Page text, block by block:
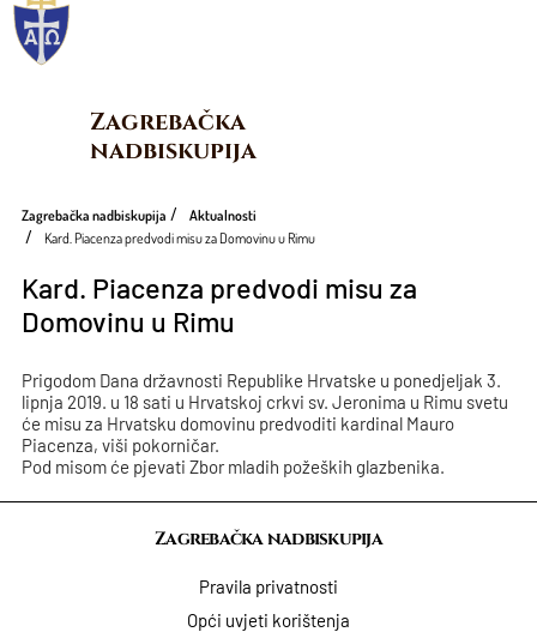
Zagrebačka
nadbiskupija
Zagrebačka nadbiskupija
Aktualnosti
Kard. Piacenza predvodi misu za Domovinu u Rimu
Kard. Piacenza predvodi misu za
Domovinu u Rimu
Prigodom Dana državnosti Republike Hrvatske u ponedjeljak 3.
lipnja 2019. u 18 sati u Hrvatskoj crkvi sv. Jeronima u Rimu svetu
će misu za Hrvatsku domovinu predvoditi kardinal Mauro
Piacenza, viši pokorničar.
Pod misom će pjevati Zbor mladih požeških glazbenika.
Zagrebačka nadbiskupija
Pravila privatnosti
Opći uvjeti korištenja